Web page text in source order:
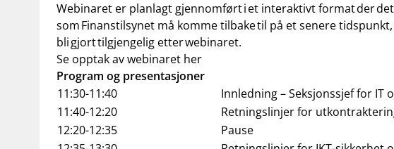
Webinaret er planlagt gjennomført i et interaktivt format der
som Finanstilsynet må komme tilbake til på et senere
bli gjort tilgjengelig etter webinaret.
Se opptak av webinaret her
Program og presentasjoner
11:30-11:40
Innledning– Seksjonssjef for IT
11:40-12:20
Retningslinjer for
12:20-12:35
Pause